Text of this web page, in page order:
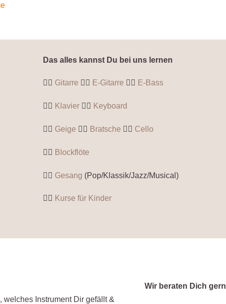
Das alles kannst Du bei uns lernen
👉🏼 Gitarre 👉🏼 E-Gitarre 👉🏼 E-Bass
👉🏼 Klavier👉🏼 Keyboard
👉🏼 Geige 👉🏼 Bratsche 👉🏼 Cello
👉🏼 Blockflöte
👉🏼 Gesang (Pop/Klassik/Jazz/Musical)
👉🏼 Kurse für Kinder
welches Instrument Dir gefällt &
Wir beraten Dich gern